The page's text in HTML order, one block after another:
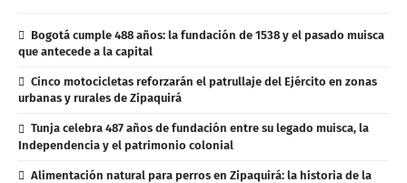
Bogotá cumple 488 años: la fundación de 1538 y el pasado muisca
que antecede a la capital
Cinco motocicletas reforzarán el patrullaje del Ejército en zonas
urbanas y rurales de Zipaquirá
Tunja celebra 487 años de fundación entre su legado muisca, la
Independencia y el patrimonio colonial
Alimentación natural para perros en Zipaquirá: la historia de la